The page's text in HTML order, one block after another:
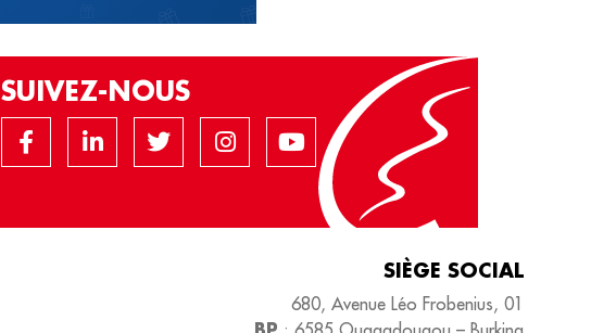
SUIVEZ-NOUS
SIÈGE SOCIAL
680, Avenue Léo Frobenius, 01